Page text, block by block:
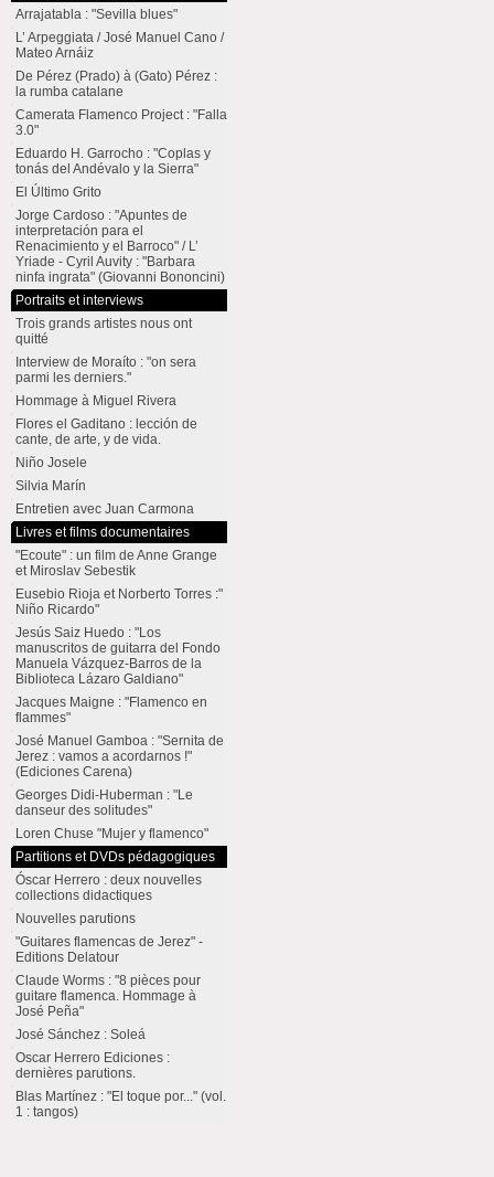
Arrajatabla : "Sevilla blues"
L’ Arpeggiata / José Manuel Cano /
Mateo Arnáiz
De Pérez (Prado) à (Gato) Pérez :
la rumba catalane
Camerata Flamenco Project : "Falla
3.0"
Eduardo H. Garrocho : "Coplas y
tonás del Andévalo y la Sierra"
El Último Grito
Jorge Cardoso : "Apuntes de
interpretación para el
Renacimiento y el Barroco" / L’
Yriade - Cyril Auvity : "Barbara
ninfa ingrata" (Giovanni Bononcini)
Portraits et interviews
Trois grands artistes nous ont
quitté
Interview de Moraíto : "on sera
parmi les derniers."
Hommage à Miguel Rivera
Flores el Gaditano : lección de
cante, de arte, y de vida.
Niño Josele
Silvia Marín
Entretien avec Juan Carmona
Livres et films documentaires
"Ecoute" : un film de Anne Grange
et Miroslav Sebestik
Eusebio Rioja et Norberto Torres :"
Niño Ricardo"
Jesús Saiz Huedo : "Los
manuscritos de guitarra del Fondo
Manuela Vázquez-Barros de la
Biblioteca Lázaro Galdiano"
Jacques Maigne : "Flamenco en
flammes"
José Manuel Gamboa : "Sernita de
Jerez : vamos a acordarnos !"
(Ediciones Carena)
Georges Didi-Huberman : "Le
danseur des solitudes"
Loren Chuse "Mujer y flamenco"
Partitions et DVDs pédagogiques
Óscar Herrero : deux nouvelles
collections didactiques
Nouvelles parutions
"Guitares flamencas de Jerez" -
Editions Delatour
Claude Worms : "8 pièces pour
guitare flamenca. Hommage à
José Peña"
José Sánchez : Soleá
Oscar Herrero Ediciones :
dernières parutions.
Blas Martínez : "El toque por..." (vol.
1 : tangos)